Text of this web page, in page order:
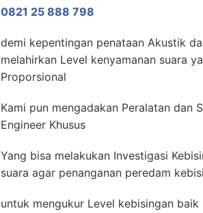
0821 25 888 798
demi kepentingan penataan Akustik
melahirkan Level kenyamanan suara
Proporsional
Kami pun mengadakan Peralatan
Engineer Khusus
Yang bisa melakukan Investigasi
suara agar penanganan peredam
untuk mengukur Level kebisingan